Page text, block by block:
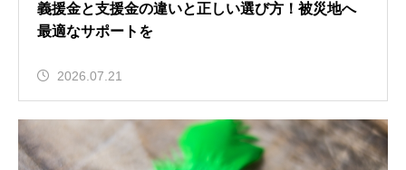
義援金と支援金の違いと正しい選び方！被災地へ
最適なサポートを
2026.07.21